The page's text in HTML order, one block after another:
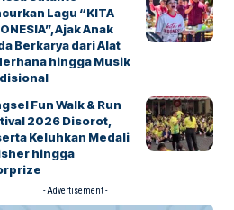
Lagu “KITA
Ajak Anak
Berkarya dari Alat
hingga Musik
Fun Walk & Run
2026 Disorot,
Keluhkan Medali
hingga
- Advertisement -